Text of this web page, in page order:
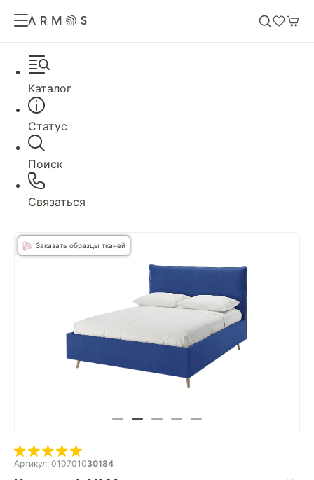
Каталог
Статус
Поиск
Связаться
Заказать образцы тканей
Артикул: 010701030184